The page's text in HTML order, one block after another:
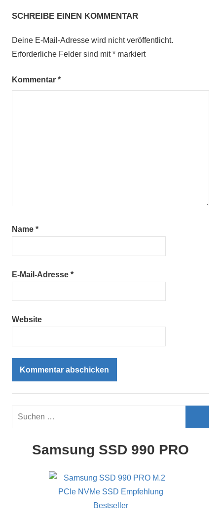
SCHREIBE EINEN KOMMENTAR
Deine E-Mail-Adresse wird nicht veröffentlicht.
Erforderliche Felder sind mit* markiert
Kommentar *
Name *
E-Mail-Adresse *
Website
Suchen
Samsung SSD 990 PRO